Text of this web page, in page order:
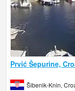
Prvić Šepurine,
Šibenik-Knin,